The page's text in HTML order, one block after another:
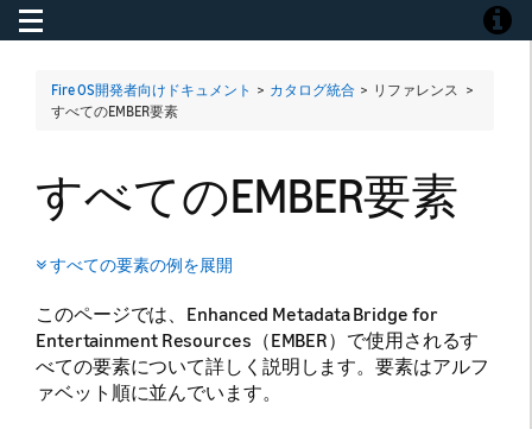
Toggle navigation
Fire OS開発者向けドキュメント > カタログ統合 > リファレンス >
すべてのEMBER要素
すべてのEMBER要素
すべての要素の例を展開
このページでは、Enhanced Metadata Bridge for
Entertainment Resources（EMBER）で使用されるす
べての要素について詳しく説明します。要素はアルフ
ァベット順に並んでいます。